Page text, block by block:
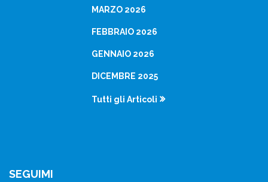
MARZO 2026
FEBBRAIO 2026
GENNAIO 2026
DICEMBRE 2025
Tutti gli Articoli
SEGUIMI